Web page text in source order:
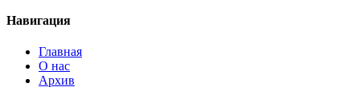
Навигация
Главная
О нас
Архив